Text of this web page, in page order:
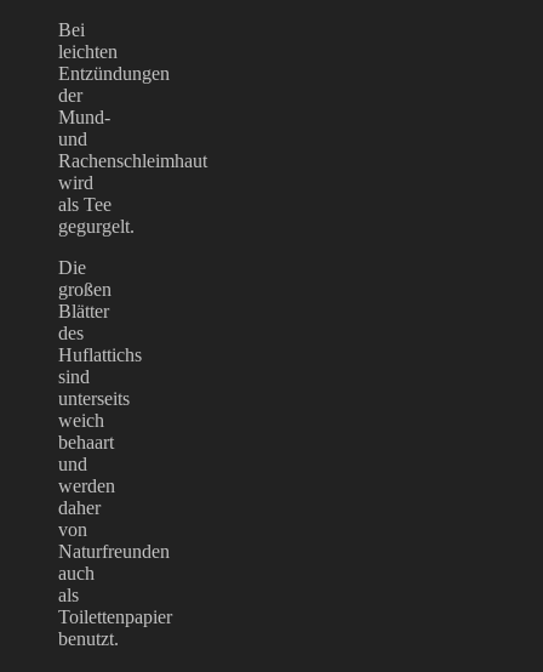
Bei
leichten
Entzündungen
der
Mund-
und
Rachenschleimhaut
wird
als Tee
gegurgelt.
Die
großen
Blätter
des
Huflattichs
sind
unterseits
weich
behaart
und
werden
daher
von
Naturfreunden
auch
als
Toilettenpapier
benutzt.